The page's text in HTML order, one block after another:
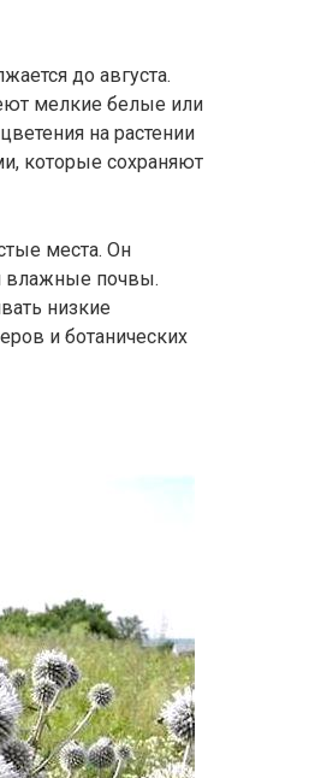
до августа.
мелкие белые или
на растении
которые сохраняют
места. Он
влажные почвы.
низкие
и ботанических